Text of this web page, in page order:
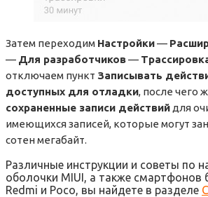
Затем переходим Настройки—
— Для разработчиков—
отключаем пункт Записывать
доступных для отладки, после чего
сохраненные записи действий для
имеющихся записей, которые могут
сотен мегабайт.
Различные инструкции и советы по
оболочки MIUI, а также смартфонов
Redmi и Poco, вы найдете в разделе